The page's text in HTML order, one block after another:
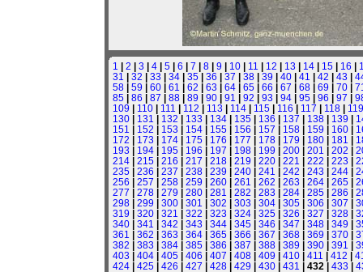
1 | 2 | 3 | 4| 5| 6 | 7 | 8| 9 | 10| 11 | 12 | 13 | 14| 15| 16 |
31 | 32 | 33 | 34| 35| 36 | 37 | 38| 39 | 40| 41 | 42 | 43 |
58| 59 | 60| 61 | 62 | 63 | 64| 65| 66 | 67 | 68| 69 | 70|
85| 86 | 87 | 88| 89 | 90| 91 | 92 | 93 | 94| 95| 96 | 97 |
109 | 110| 111 | 112 | 113 | 114| 115| 116 | 117 | 118| 119
130| 131 | 132 | 133 | 134| 135| 136 | 137 | 138| 139 |
151 | 152 | 153 | 154| 155| 156 | 157 | 158| 159 | 160|
172 | 173 | 174| 175| 176 | 177 | 178| 179 | 180| 181 |
193 | 194| 195| 196 | 197 | 198| 199 | 200| 201 | 202 |
214| 215| 216 | 217 | 218| 219 | 220| 221 | 222 | 223 |
235| 236 | 237 | 238| 239 | 240| 241 | 242 | 243 | 244|
256 | 257 | 258| 259 | 260| 261 | 262 | 263 | 264| 265|
277 | 278| 279 | 280| 281 | 282 | 283 | 284| 285| 286 |
298| 299 | 300| 301 | 302 | 303 | 304| 305| 306 | 307 |
319 | 320| 321 | 322 | 323 | 324| 325| 326 | 327 | 328|
340| 341 | 342 | 343 | 344| 345| 346 | 347 | 348| 349 |
361 | 362 | 363 | 364| 365| 366 | 367 | 368| 369 | 370|
382 | 383 | 384| 385| 386 | 387 | 388| 389 | 390| 391 |
403 | 404| 405| 406 | 407 | 408| 409 | 410| 411 | 412 |
424| 425| 426 | 427 | 428| 429 | 430| 431 | 432 | 433 |